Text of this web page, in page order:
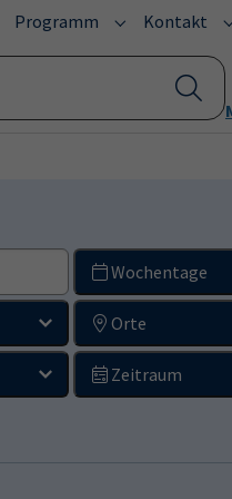
Programm (current)
Submenu for
Kontakt
Wochentage
Orte
Zeitraum